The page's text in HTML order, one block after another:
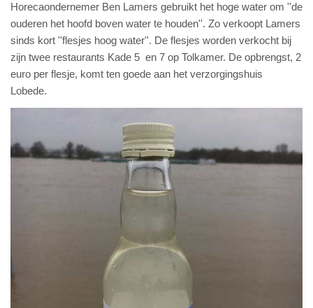
Horecaondernemer Ben Lamers gebruikt het hoge water om ''de
ouderen het hoofd boven water te houden''. Zo verkoopt Lamers
sinds kort ''flesjes hoog water''. De flesjes worden verkocht bij
zijn twee restaurants Kade 5 en 7 op Tolkamer. De opbrengst, 2
euro per flesje, komt ten goede aan het verzorgingshuis
Lobede.